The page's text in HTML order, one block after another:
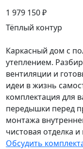
1 979 150 ₽
Тёплый контур
Каркасный дом с
утеплением.
вентиляции и
идеи в жизнь
комплектация для
передышки перед
монтажа
чистовая отделка
Обсудить